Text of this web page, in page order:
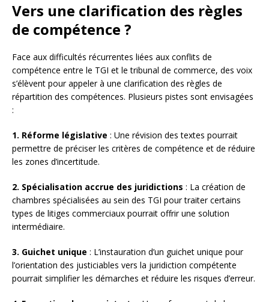
Vers une clarification des règles
de compétence ?
Face aux difficultés récurrentes liées aux conflits de
compétence entre le TGI et le tribunal de commerce, des voix
s’élèvent pour appeler à une clarification des règles de
répartition des compétences. Plusieurs pistes sont envisagées
:
1. Réforme législative : Une révision des textes pourrait
permettre de préciser les critères de compétence et de réduire
les zones d’incertitude.
2. Spécialisation accrue des juridictions : La création de
chambres spécialisées au sein des TGI pour traiter certains
types de litiges commerciaux pourrait offrir une solution
intermédiaire.
3. Guichet unique : L’instauration d’un guichet unique pour
l’orientation des justiciables vers la juridiction compétente
pourrait simplifier les démarches et réduire les risques d’erreur.